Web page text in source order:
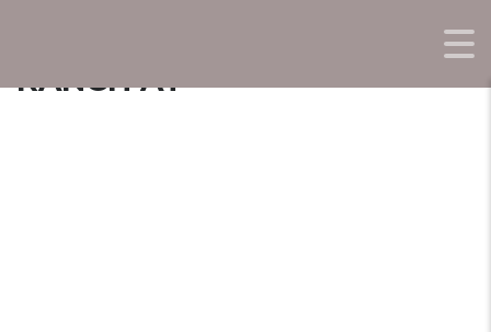
RANCH AT